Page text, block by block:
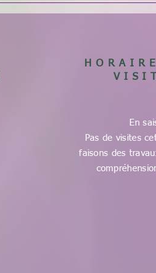
En
Pas de visites
faisons des